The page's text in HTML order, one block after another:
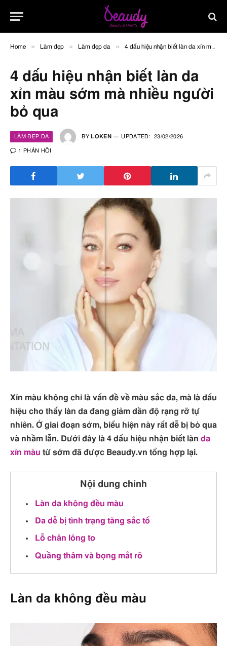
Home » Làm đẹp » Làm đẹp da » 4 dấu hiệu nhận biết làn da xỉn màu sớm mà nhiều người bỏ qua
4 dấu hiệu nhận biết làn da
xỉn màu sớm mà nhiều người
bỏ qua
LÀM ĐẸP DA BY LOKEN UPDATED: 23/02/2026
1 PHẢN HỒI
Xỉn màu không chỉ là vấn đề về màu sắc da, mà là dấu
hiệu cho thấy làn da đang giảm dần độ rạng rỡ tự
nhiên. Ở giai đoạn sớm, biểu hiện này rất dễ bị bỏ qua
và nhầm lẫn. Dưới đây là 4 dấu hiệu nhận biết làn da
xỉn màu từ sớm đã được Beaudy.vn tổng hợp lại.
Nội dung chính
Làn da không đều màu
Da dễ bị tình trạng tăng sắc tố
Lỗ chân lông to
Quầng thâm và bọng mắt rõ
Làn da không đều màu